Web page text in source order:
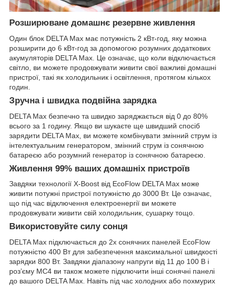
Розширюване домашнє резервне живлення
Один блок DELTA Max має потужність 2 кВт-год, яку можна
розширити до 6 кВт-год за допомогою розумних додаткових
акумуляторів DELTA Max. Це означає, що коли відключається
світло, ви можете продовжувати живити свої важливі домашні
пристрої, такі як холодильник і освітлення, протягом кількох
годин.
Зручна і швидка подвійна зарядка
DELTA Max безпечно та швидко заряджається від 0 до 80%
всього за 1 годину. Якщо ви шукаєте ще швидший спосіб
зарядити DELTA Max, ви можете комбінувати змінний струм із
інтелектуальним генератором, змінний струм із сонячною
батареєю або розумний генератор із сонячною батареєю.
Живлення 99% ваших домашніх пристроїв
Завдяки технології X-Boost від EcoFlow DELTA Max може
живити потужні пристрої потужністю до 3000 Вт. Це означає,
що під час відключення електроенергії ви можете
продовжувати живити свій холодильник, сушарку тощо.
Використовуйте силу сонця
DELTA Max підключається до 2х сонячних панелей EcoFlow
потужністю 400 Вт для забезпечення максимальної швидкості
зарядки 800 Вт. Завдяки діапазону напруги від 11 до 100 В і
роз’єму MC4 ви також можете підключити інші сонячні панелі
до вашого DELTA Max. Навіть під час холодних або похмурих